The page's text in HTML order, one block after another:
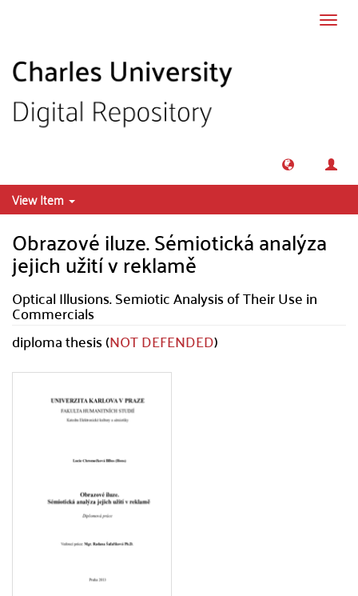
View Item
Obrazové iluze. Sémiotická analýza
jejich užití v reklamě
Optical Illusions. Semiotic Analysis of Their Use in
Commercials
diploma thesis (NOT DEFENDED)